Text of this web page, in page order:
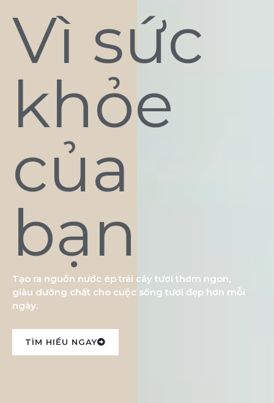
Vì sức
khỏe
của
bạn
Tạo ra nguồn nước ép trái cây tươi thơm ngon,
giàu dưỡng chất cho cuộc sống tươi đẹp hơn mỗi
ngày.
TÌM HIỂU NGAY